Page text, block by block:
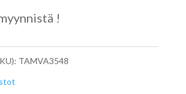
!
TAMVA3548